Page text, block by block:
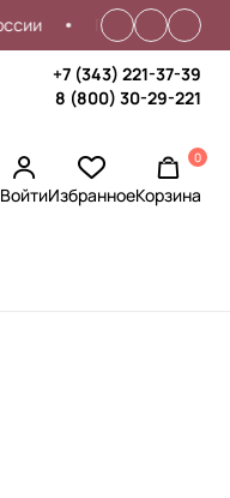
Проблемы со входом?
+7 (343) 221-37-39
8 (800) 30-29-221
ВойтиИзбранное
0
Корзина